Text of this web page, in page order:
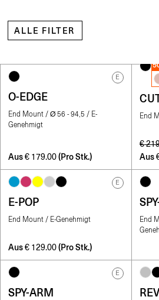
ALLE FILTER
E
O-EDGE
End Mount / Ø 56 - 94,5 / E-
Genehmigt
Aus € 179.00 (Pro Stk.)
End
€
Aus
E
E-POP
End Mount / E-Genehmigt
Aus € 129.00 (Pro Stk.)
End
E
SPY-ARM